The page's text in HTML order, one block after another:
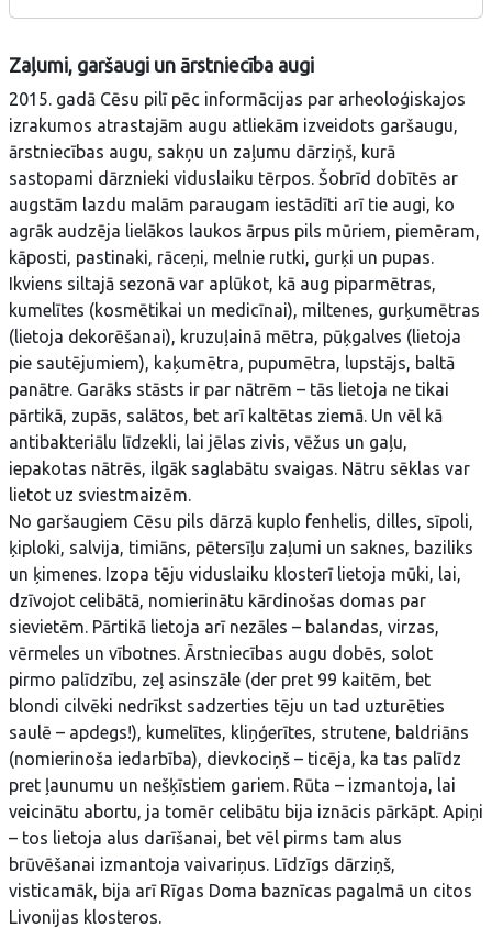
Zaļumi, garšaugi un ārstniecība augi
2015. gadā Cēsu pilī pēc informācijas par arheoloģiskajos
izrakumos atrastajām augu atliekām izveidots garšaugu,
ārstniecības augu, sakņu un zaļumu dārziņš, kurā
sastopami dārznieki viduslaiku tērpos. Šobrīd dobītēs ar
augstām lazdu malām paraugam iestādīti arī tie augi, ko
agrāk audzēja lielākos laukos ārpus pils mūriem, piemēram,
kāposti, pastinaki, rāceņi, melnie rutki, gurķi un pupas.
Ikviens siltajā sezonā var aplūkot, kā aug piparmētras,
kumelītes (kosmētikai un medicīnai), miltenes, gurķumētras
(lietoja dekorēšanai), kruzuļainā mētra, pūķgalves (lietoja
pie sautējumiem), kaķumētra, pupumētra, lupstājs, baltā
panātre. Garāks stāsts ir par nātrēm – tās lietoja ne tikai
pārtikā, zupās, salātos, bet arī kaltētas ziemā. Un vēl kā
antibakteriālu līdzekli, lai jēlas zivis, vēžus un gaļu,
iepakotas nātrēs, ilgāk saglabātu svaigas. Nātru sēklas var
lietot uz sviestmaizēm.
No garšaugiem Cēsu pils dārzā kuplo fenhelis, dilles, sīpoli,
ķiploki, salvija, timiāns, pētersīļu zaļumi un saknes, baziliks
un ķimenes. Izopa tēju viduslaiku klosterī lietoja mūki, lai,
dzīvojot celibātā, nomierinātu kārdinošas domas par
sievietēm. Pārtikā lietoja arī nezāles – balandas, virzas,
vērmeles un vībotnes. Ārstniecības augu dobēs, solot
pirmo palīdzību, zeļ asinszāle (der pret 99 kaitēm, bet
blondi cilvēki nedrīkst sadzerties tēju un tad uzturēties
saulē – apdegs!), kumelītes, kliņģerītes, strutene, baldriāns
(nomierinoša iedarbība), dievkociņš – ticēja, ka tas palīdz
pret ļaunumu un nešķīstiem gariem. Rūta – izmantoja, lai
veicinātu abortu, ja tomēr celibātu bija iznācis pārkāpt. Apiņi
– tos lietoja alus darīšanai, bet vēl pirms tam alus
brūvēšanai izmantoja vaivariņus. Līdzīgs dārziņš,
visticamāk, bija arī Rīgas Doma baznīcas pagalmā un citos
Livonijas klosteros.